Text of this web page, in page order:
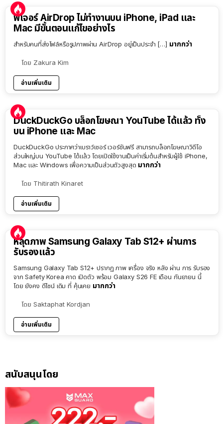
ฟีเจอร์ AirDrop ไม่ทำงานบน iPhone, iPad และ
Mac มีขั้นตอนแก้ไขอย่างไร
สำหรับคนที่ส่งไฟล์หรือรูปภาพผ่าน AirDrop อยู่เป็นประจำ […] มากกว่า
โดย Zakura Kim
อ่านเพิ่มเติม
DuckDuckGo บล็อกโฆษณา YouTube ได้แล้ว ทั้ง
บน iPhone และ Mac
DuckDuckGo ประกาศว่าเบราว์เซอร์ เวอร์ชันฟรี สามารถบล็อกโฆษณาวิดีโอ
ส่วนใหญ่บน YouTube ได้แล้ว โดยเปิดใช้งานเป็นค่าเริ่มต้นสำหรับผู้ใช้ iPhone,
Mac และ Windows เพื่อความเป็นส่วนตัวสูงสุด มากกว่า
โดย Thitirath Kinaret
อ่านเพิ่มเติม
หลุดภาพ Samsung Galaxy Tab S12+ ผ่านการ
รับรองแล้ว
Samsung Galaxy Tab S12+ ปรากฏ ภาพ เครื่อง จริง หลัง ผ่าน การ รับรอง
จาก Safety Korea คาด เปิดตัว พร้อม Galaxy S26 FE เดือน กันยายน นี้
โดย ยังคง ดีไซน์ เดิม ที่ คุ้นเคย มากกว่า
โดย Saktaphat Kordjan
อ่านเพิ่มเติม
สนับสนุนโดย